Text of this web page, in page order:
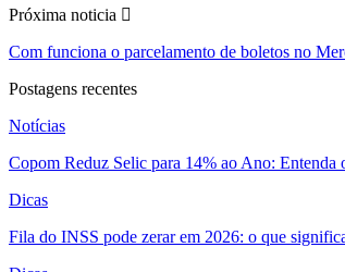
Próxima noticia
Com funciona o parcelamento de boletos no
Postagens recentes
Notícias
Copom Reduz Selic para 14% ao Ano:
Dicas
Fila do INSS pode zerar em 2026: o que